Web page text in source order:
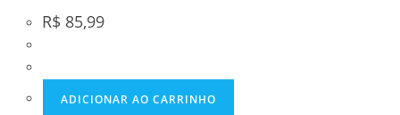
R$ 85,99
ADICIONAR AO CARRINHO